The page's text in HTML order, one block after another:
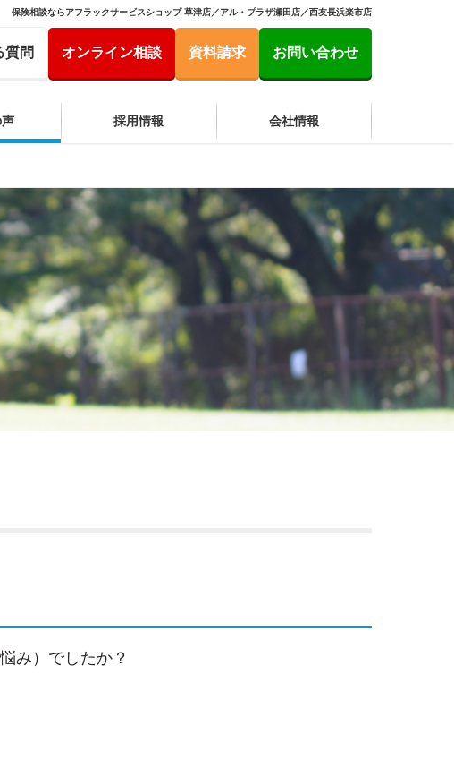
保険相談ならアフラックサービスショップ 草津店／アル・プラザ瀬田店／西友長浜楽市店
質問 オンライン相談 資料請求 お問い合わせ
採用情報 会社情報
み）でしたか？